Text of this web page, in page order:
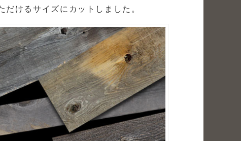
けるサイズにカットしました。